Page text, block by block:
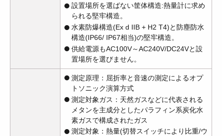
設置場所を選ばない筐体構造:熱量計に求め
られる堅牢構造。
水素防爆構造(Ex d IIB + H2 T4)と防塵防水
構造(IP66/ IP67相当)の堅牢構造。
供給電源もAC100V～AC240V/DC24Vと設
置場所を選びません。
測定原理：屈折率と音速の測定によるオプ
トソニック演算方式
測定対象ガス：天然ガスなどに代表される
メタンを主成分としたパラフィン系炭化水
素ガスで構成されたガス
測定対象：熱量(切替スイッチにより比重/ウ